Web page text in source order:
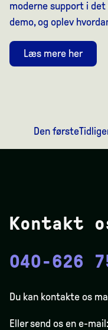
moderne support i
demo, og oplev
Læs mere her
Den første
Kontakt
040-626
Du kan kontakte os
Eller send os en e-mail: